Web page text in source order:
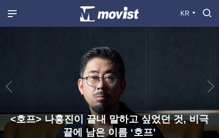
KR
<호프> 나홍진이 끝내 말하고 싶었던 것, 비극
끝에 남은 이름 ‘호프’